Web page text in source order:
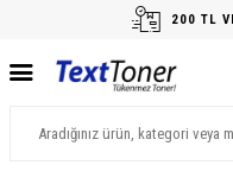
200 TL